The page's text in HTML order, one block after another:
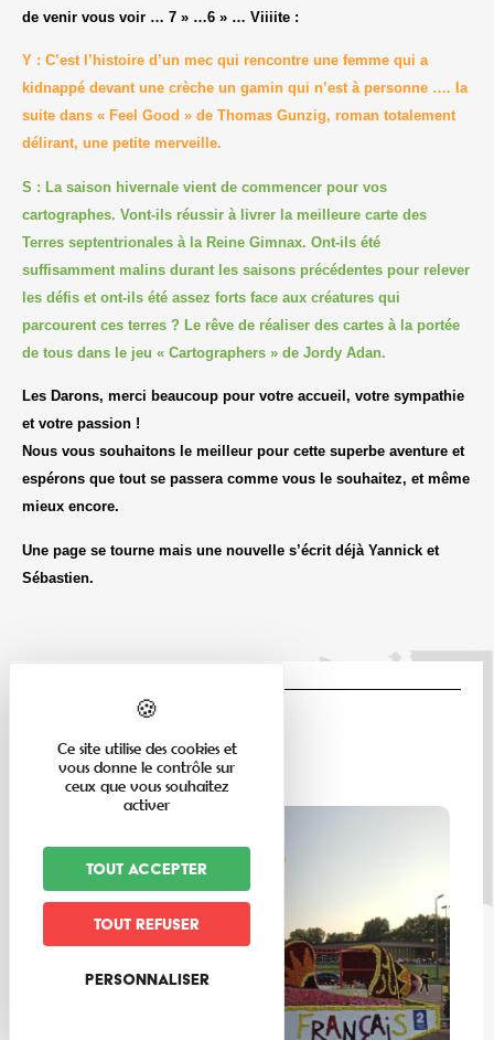
de venir vous voir … 7 » …6 » … Viiiite :
Y : C’est l’histoire d’un mec qui rencontre une femme qui a
kidnappé devant une crèche un gamin qui n’est à personne …. la
suite dans « Feel Good » de Thomas Gunzig, roman totalement
délirant, une petite merveille.
S : La saison hivernale vient de commencer pour vos
cartographes. Vont-ils réussir à livrer la meilleure carte des
Terres septentrionales à la Reine Gimnax. Ont-ils été
suffisamment malins durant les saisons précédentes pour relever
les défis et ont-ils été assez forts face aux créatures qui
parcourent ces terres ? Le rêve de réaliser des cartes à la portée
de tous dans le jeu « Cartographers » de Jordy Adan.
Les Darons, merci beaucoup pour votre accueil, votre sympathie
et votre passion !
Nous vous souhaitons le meilleur pour cette superbe aventure et
espérons que tout se passera comme vous le souhaitez, et même
mieux encore.
Une page se tourne mais une nouvelle s’écrit déjà Yannick et
Sébastien.
LE MAG
Ce site utilise des cookies et
vous donne le contrôle sur
ceux que vous souhaitez
activer
Tout accepter
Tout refuser
Personnaliser